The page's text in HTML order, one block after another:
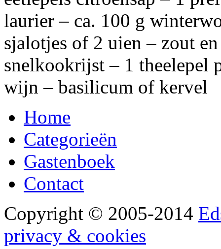
laurier – ca. 100 g
sjalotjes of 2 uien – zout
snelkookrijst – 1 theelepel
wijn – basilicum of kervel
Home
Categorieën
Gastenboek
Contact
Copyright © 2005-2014
privacy & cookies